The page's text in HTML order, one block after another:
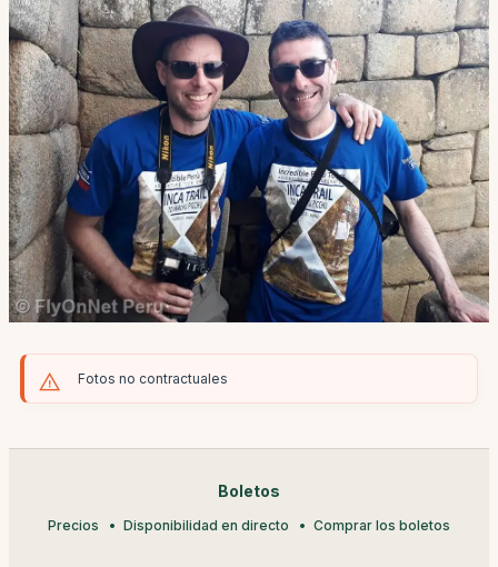
Fotos no contractuales
Boletos
Precios Disponibilidad en directo Comprar los boletos